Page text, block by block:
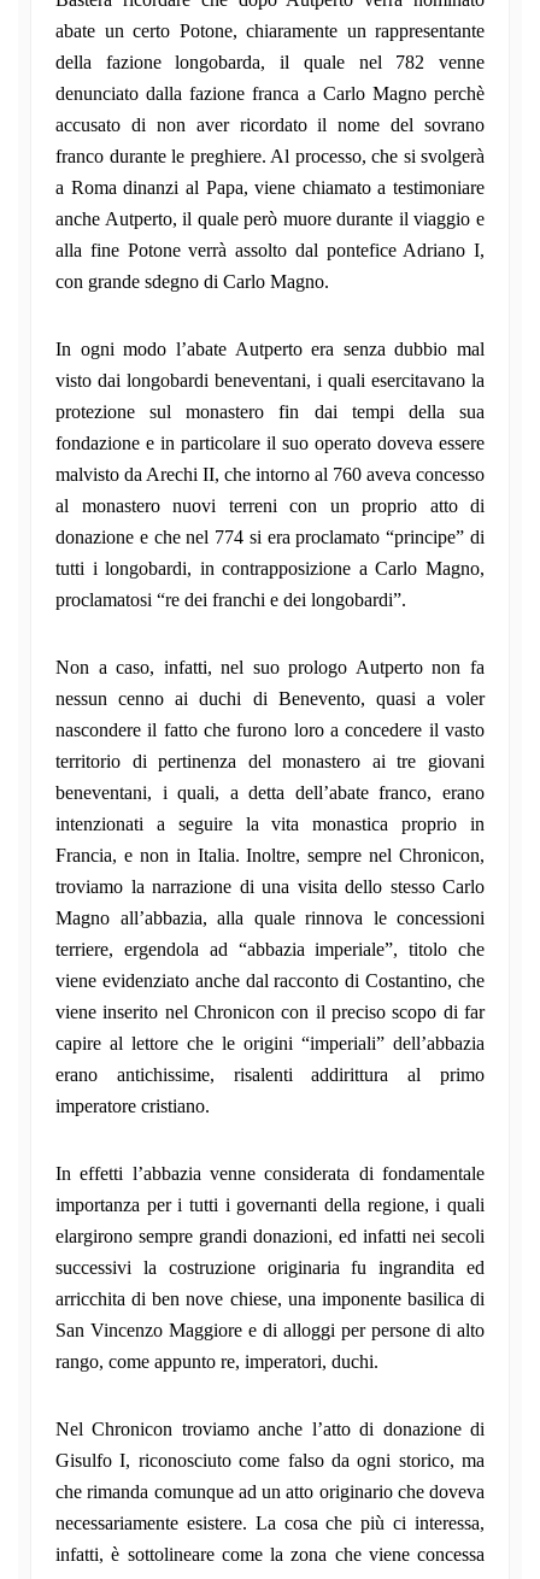
abate un certo Potone, chiaramente un rappresentante
della fazione longobarda, il quale nel 782 venne
denunciato dalla fazione franca a Carlo Magno perchè
accusato di non aver ricordato il nome del sovrano
franco durante le preghiere. Al processo, che si svolgerà
a Roma dinanzi al Papa, viene chiamato a testimoniare
anche Autperto, il quale però muore durante il viaggio e
alla fine Potone verrà assolto dal pontefice Adriano I,
con grande sdegno di Carlo Magno.
In ogni modo l’abate Autperto era senza dubbio mal
visto dai longobardi beneventani, i quali esercitavano la
protezione sul monastero fin dai tempi della sua
fondazione e in particolare il suo operato doveva essere
malvisto da Arechi II, che intorno al 760 aveva concesso
al monastero nuovi terreni con un proprio atto di
donazione e che nel 774 si era proclamato “principe” di
tutti i longobardi, in contrapposizione a Carlo Magno,
proclamatosi “re dei franchi e dei longobardi”.
Non a caso, infatti, nel suo prologo Autperto non fa
nessun cenno ai duchi di Benevento, quasi a voler
nascondere il fatto che furono loro a concedere il vasto
territorio di pertinenza del monastero ai tre giovani
beneventani, i quali, a detta dell’abate franco, erano
intenzionati a seguire la vita monastica proprio in
Francia, e non in Italia. Inoltre, sempre nel Chronicon,
troviamo la narrazione di una visita dello stesso Carlo
Magno all’abbazia, alla quale rinnova le concessioni
terriere, ergendola ad “abbazia imperiale”, titolo che
viene evidenziato anche dal racconto di Costantino, che
viene inserito nel Chronicon con il preciso scopo di far
capire al lettore che le origini “imperiali” dell’abbazia
erano antichissime, risalenti addirittura al primo
imperatore cristiano.
In effetti l’abbazia venne considerata di fondamentale
importanza per i tutti i governanti della regione, i quali
elargirono sempre grandi donazioni, ed infatti nei secoli
successivi la costruzione originaria fu ingrandita ed
arricchita di ben nove chiese, una imponente basilica di
San Vincenzo Maggiore e di alloggi per persone di alto
rango, come appunto re, imperatori, duchi.
Nel Chronicon troviamo anche l’atto di donazione di
Gisulfo I, riconosciuto come falso da ogni storico, ma
che rimanda comunque ad un atto originario che doveva
necessariamente esistere. La cosa che più ci interessa,
infatti, è sottolineare come la zona che viene concessa